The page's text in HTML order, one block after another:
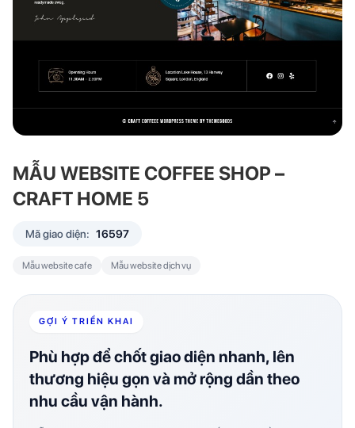
MẪU WEBSITE COFFEE SHOP –
CRAFT HOME 5
Mã giao diện: 16597
Mẫu website cafe Mẫu website dịch vụ
GỢI Ý TRIỂN KHAI
Phù hợp để chốt giao diện nhanh, lên
thương hiệu gọn và mở rộng dần theo
nhu cầu vận hành.